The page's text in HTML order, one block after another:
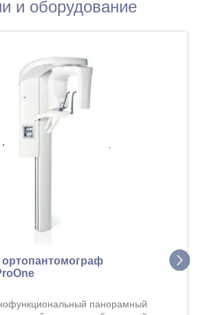
и оборудование
панорамный